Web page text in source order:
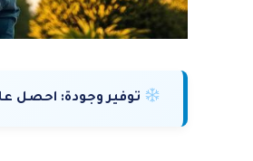
توفير وجودة: احصل